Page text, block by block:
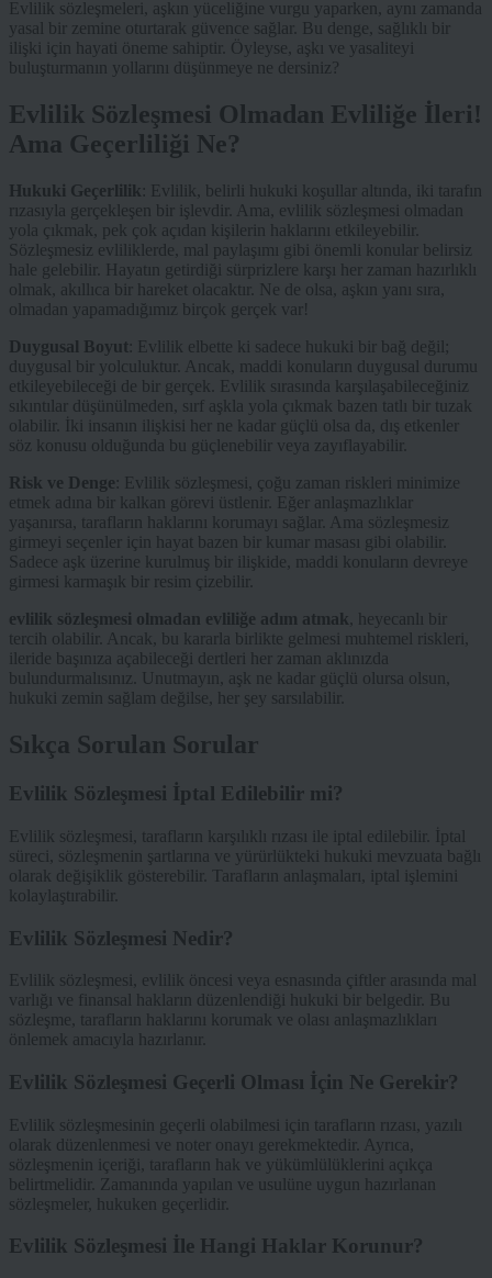
Evlilik sözleşmeleri, aşkın yüceliğine vurgu yaparken, aynı zamanda
yasal bir zemine oturtarak güvence sağlar. Bu denge, sağlıklı bir
ilişki için hayati öneme sahiptir. Öyleyse, aşkı ve yasaliteyi
buluşturmanın yollarını düşünmeye ne dersiniz?
Evlilik Sözleşmesi Olmadan Evliliğe İleri!
Ama Geçerliliği Ne?
Hukuki Geçerlilik
: Evlilik, belirli hukuki koşullar altında, iki tarafın
rızasıyla gerçekleşen bir işlevdir. Ama, evlilik sözleşmesi olmadan
yola çıkmak, pek çok açıdan kişilerin haklarını etkileyebilir.
Sözleşmesiz evliliklerde, mal paylaşımı gibi önemli konular belirsiz
hale gelebilir. Hayatın getirdiği sürprizlere karşı her zaman hazırlıklı
olmak, akıllıca bir hareket olacaktır. Ne de olsa, aşkın yanı sıra,
olmadan yapamadığımız birçok gerçek var!
Duygusal Boyut : Evlilik elbette ki sadece hukuki bir bağ değil;
duygusal bir yolculuktur. Ancak, maddi konuların duygusal durumu
etkileyebileceği de bir gerçek. Evlilik sırasında karşılaşabileceğiniz
sıkıntılar düşünülmeden, sırf aşkla yola çıkmak bazen tatlı bir tuzak
olabilir. İki insanın ilişkisi her ne kadar güçlü olsa da, dış etkenler
söz konusu olduğunda bu güçlenebilir veya zayıflayabilir.
Risk ve Denge : Evlilik sözleşmesi, çoğu zaman riskleri minimize
etmek adına bir kalkan görevi üstlenir. Eğer anlaşmazlıklar
yaşanırsa, tarafların haklarını korumayı sağlar. Ama sözleşmesiz
girmeyi seçenler için hayat bazen bir kumar masası gibi olabilir.
Sadece aşk üzerine kurulmuş bir ilişkide, maddi konuların devreye
girmesi karmaşık bir resim çizebilir.
evlilik sözleşmesi olmadan evliliğe adım atmak
, heyecanlı bir
tercih olabilir. Ancak, bu kararla birlikte gelmesi muhtemel riskleri,
ileride başınıza açabileceği dertleri her zaman aklınızda
bulundurmalısınız. Unutmayın, aşk ne kadar güçlü olursa olsun,
hukuki zemin sağlam değilse, her şey sarsılabilir.
Sıkça Sorulan Sorular
Evlilik Sözleşmesi İptal Edilebilir mi?
Evlilik sözleşmesi, tarafların karşılıklı rızası ile iptal edilebilir. İptal
süreci, sözleşmenin şartlarına ve yürürlükteki hukuki mevzuata bağlı
olarak değişiklik gösterebilir. Tarafların anlaşmaları, iptal işlemini
kolaylaştırabilir.
Evlilik Sözleşmesi Nedir?
Evlilik sözleşmesi, evlilik öncesi veya esnasında çiftler arasında mal
varlığı ve finansal hakların düzenlendiği hukuki bir belgedir. Bu
sözleşme, tarafların haklarını korumak ve olası anlaşmazlıkları
önlemek amacıyla hazırlanır.
Evlilik Sözleşmesi Geçerli Olması İçin Ne Gerekir?
Evlilik sözleşmesinin geçerli olabilmesi için tarafların rızası, yazılı
olarak düzenlenmesi ve noter onayı gerekmektedir. Ayrıca,
sözleşmenin içeriği, tarafların hak ve yükümlülüklerini açıkça
belirtmelidir. Zamanında yapılan ve usulüne uygun hazırlanan
sözleşmeler, hukuken geçerlidir.
Evlilik Sözleşmesi İle Hangi Haklar Korunur?